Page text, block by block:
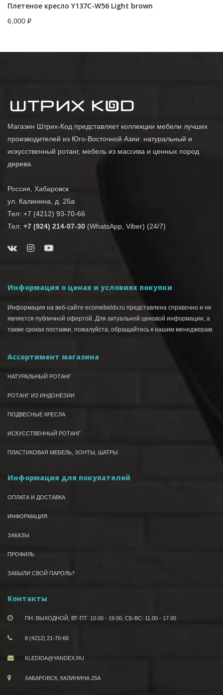
Плетеное кресло Y137C-W56 Light brown
6,000 ₽
Магазин Штрих-Код представляет коллекции мебели лучших
производителей из Юго-Восточной Азии: натуральный и
искусственный ротанг, мебель из массива и ценных пород
дерева.
Россия, Хабаровск
ул. Калинина, д. 25а
Тел: +7 (4212) 93-70-66
Тел: +7 (924) 214-07-30 (WhatsApp, Viber) (24/7)
Информация о ценах и условиях покупки
Информация на веб-сайте ecomebeldv.ru представлена справочно и не
является публичной офертой. Для актуальной ценовой информации, а
также сроках поставки, пожалуйста, обращайтесь к нашим менеджерам.
Ассортимент магазина
НАТУРАЛЬНЫЙ РОТАНГ
РОТАНГ ИЗ ИНДОНЕЗИИ
ПОДВЕСНЫЕ КРЕСЛА
ИСКУССТВЕННЫЙ РОТАНГ
ПЛАСТИКОВАЯ МЕБЕЛЬ, ЗОНТЫ, ШАТРЫ
Информация для покупателей
ОПЛАТА И ДОСТАВКА
ИНФОРМАЦИЯ
ЗАКАЗЫ
ПРОФИЛЬ
ЗАБЫЛИ СВОЙ ПАРОЛЬ?
Контакты
ПН: ВЫХОДНОЙ, ВТ-ПТ: 10.00 - 19.00, СБ-ВС: 11.00 - 17.00
8 (4212) 21-70-66
KLEDIDA@YANDEX.RU
ХАБАРОВСК, КАЛИНИНА 25А